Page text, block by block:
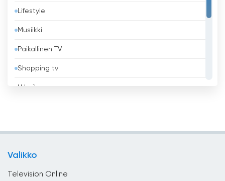
Belize
Benin
Bhutan
Bolivia
Lifestyle
Musiikki
Paikallinen TV
Shopping tv
Urheilu
Valikko
Television Online